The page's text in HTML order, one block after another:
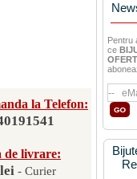
la Telefon:
de livrare:
- Curier
Pentru
ce